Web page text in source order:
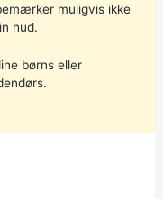
muligvis ikke
hud.
børns eller